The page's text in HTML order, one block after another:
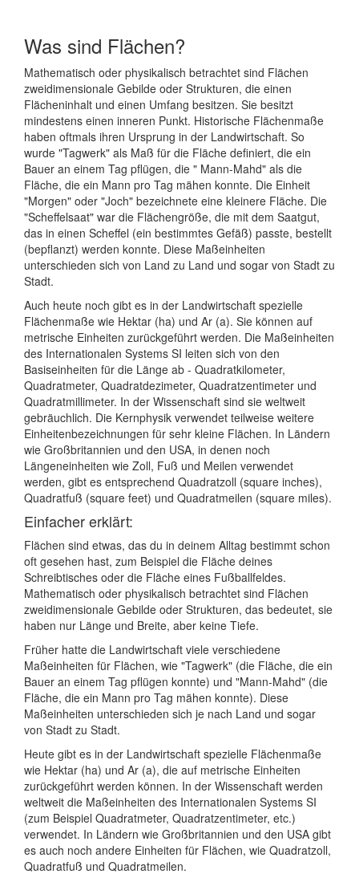
Was sind Flächen?
Mathematisch oder physikalisch betrachtet sind Flächen
zweidimensionale Gebilde oder Strukturen, die einen
Flächeninhalt und einen Umfang besitzen. Sie besitzt
mindestens einen inneren Punkt. Historische Flächenmaße
haben oftmals ihren Ursprung in der Landwirtschaft. So
wurde "Tagwerk" als Maß für die Fläche definiert, die ein
Bauer an einem Tag pflügen, die " Mann-Mahd" als die
Fläche, die ein Mann pro Tag mähen konnte. Die Einheit
"Morgen" oder "Joch" bezeichnete eine kleinere Fläche. Die
"Scheffelsaat" war die Flächengröße, die mit dem Saatgut,
das in einen Scheffel (ein bestimmtes Gefäß) passte, bestellt
(bepflanzt) werden konnte. Diese Maßeinheiten
unterschieden sich von Land zu Land und sogar von Stadt zu
Stadt.
Auch heute noch gibt es in der Landwirtschaft spezielle
Flächenmaße wie Hektar (ha) und Ar (a). Sie können auf
metrische Einheiten zurückgeführt werden. Die Maßeinheiten
des Internationalen Systems SI leiten sich von den
Basiseinheiten für die Länge ab - Quadratkilometer,
Quadratmeter, Quadratdezimeter, Quadratzentimeter und
Quadratmillimeter. In der Wissenschaft sind sie weltweit
gebräuchlich. Die Kernphysik verwendet teilweise weitere
Einheitenbezeichnungen für sehr kleine Flächen. In Ländern
wie Großbritannien und den USA, in denen noch
Längeneinheiten wie Zoll, Fuß und Meilen verwendet
werden, gibt es entsprechend Quadratzoll (square inches),
Quadratfuß (square feet) und Quadratmeilen (square miles).
Einfacher erklärt:
Flächen sind etwas, das du in deinem Alltag bestimmt schon
oft gesehen hast, zum Beispiel die Fläche deines
Schreibtisches oder die Fläche eines Fußballfeldes.
Mathematisch oder physikalisch betrachtet sind Flächen
zweidimensionale Gebilde oder Strukturen, das bedeutet, sie
haben nur Länge und Breite, aber keine Tiefe.
Früher hatte die Landwirtschaft viele verschiedene
Maßeinheiten für Flächen, wie "Tagwerk" (die Fläche, die ein
Bauer an einem Tag pflügen konnte) und "Mann-Mahd" (die
Fläche, die ein Mann pro Tag mähen konnte). Diese
Maßeinheiten unterschieden sich je nach Land und sogar
von Stadt zu Stadt.
Heute gibt es in der Landwirtschaft spezielle Flächenmaße
wie Hektar (ha) und Ar (a), die auf metrische Einheiten
zurückgeführt werden können. In der Wissenschaft werden
weltweit die Maßeinheiten des Internationalen Systems SI
(zum Beispiel Quadratmeter, Quadratzentimeter, etc.)
verwendet. In Ländern wie Großbritannien und den USA gibt
es auch noch andere Einheiten für Flächen, wie Quadratzoll,
Quadratfuß und Quadratmeilen.